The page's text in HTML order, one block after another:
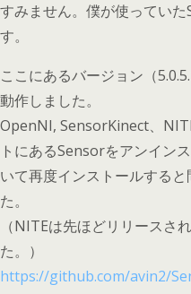
すみません。僕が使ってい
す。
ここにあるバージョン（
動作しました。
OpenNI, SensorKinect、
トにあるSensorをアンイン
いて再度インストールする
た。
（NITEは先ほどリリースさ
た。）
https://github.com/avin2/